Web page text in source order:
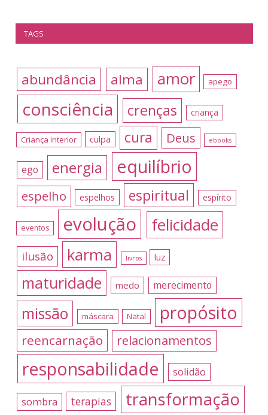
TAGS
abundância alma amor apego
consciência crenças criança
Criança Interior culpa cura Deus ebooks
ego energia equilíbrio
espelho espelhos espiritual espírito
eventos evolução felicidade
ilusão karma livros luz
maturidade medo merecimento
missão máscara Natal propósito
reencarnação relacionamentos
responsabilidade solidão
sombra terapias transformação